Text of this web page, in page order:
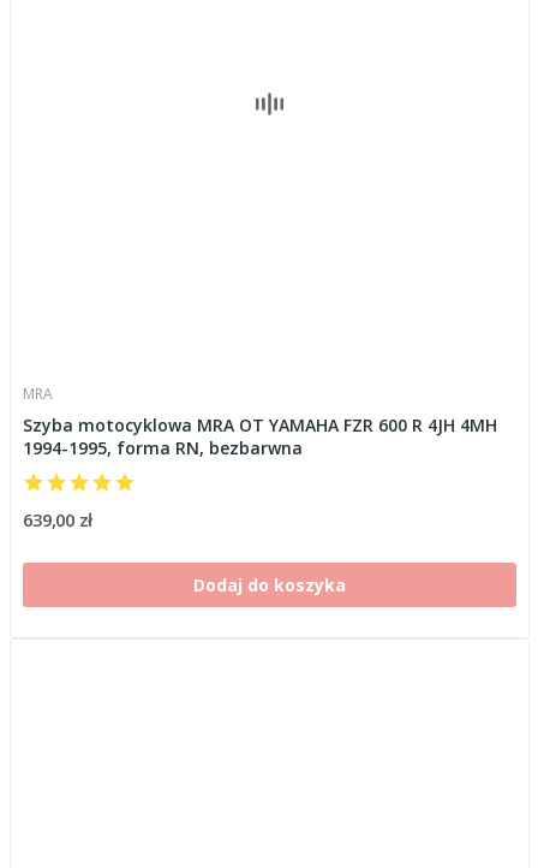
MRA
Szyba motocyklowa MRA OT YAMAHA FZR 600 R 4JH 4MH
1994-1995, forma RN, bezbarwna
639,00 zł
Dodaj do koszyka